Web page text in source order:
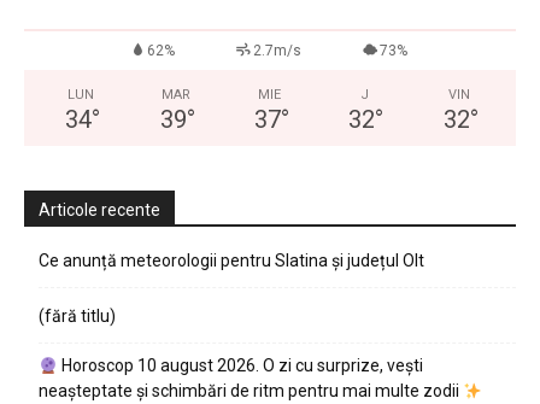
62% 2.7m/s 73%
LUN
34°
MAR
39°
MIE
37°
J
32°
VIN
32°
Articole recente
Ce anunță meteorologii pentru Slatina și județul Olt
(fără titlu)
Horoscop 10 august 2026. O zi cu surprize, vești
neașteptate și schimbări de ritm pentru mai multe zodii